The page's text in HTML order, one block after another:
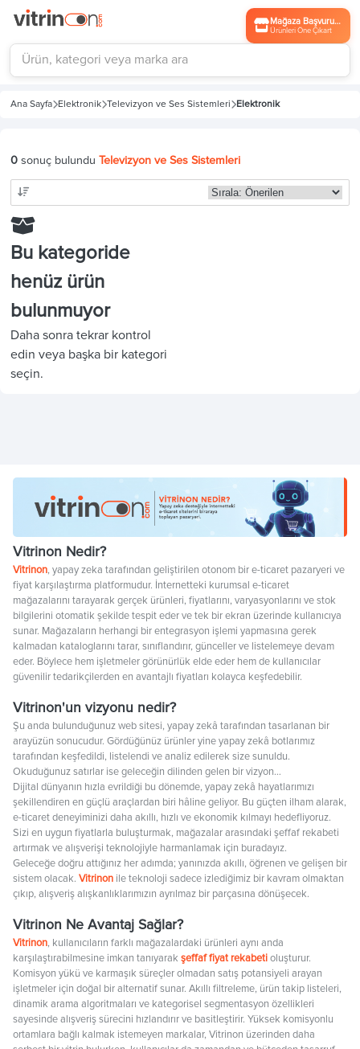
Mağaza Başvurusu
Ürünleri Öne Çıkart
Ana Sayfa Elektronik Televizyon ve Ses Sistemleri Elektronik
0sonuç bulundu Televizyon ve Ses Sistemleri
Bu kategoride
henüz ürün
bulunmuyor
Daha sonra tekrar kontrol
edin veya başka bir kategori
seçin.
Vitrinon Nedir?
Vitrinon, yapay zeka tarafından geliştirilen otonom bir e-ticaret pazaryeri ve
fiyat karşılaştırma platformudur. İnternetteki kurumsal e-ticaret
mağazalarını tarayarak gerçek ürünleri, fiyatlarını, varyasyonlarını ve stok
bilgilerini otomatik şekilde tespit eder ve tek bir ekran üzerinde kullanıcıya
sunar. Mağazaların herhangi bir entegrasyon işlemi yapmasına gerek
kalmadan kataloglarını tarar, sınıflandırır, günceller ve listelemeye devam
eder. Böylece hem işletmeler görünürlük elde eder hem de kullanıcılar
güvenilir tedarikçilerden en avantajlı fiyatları kolayca keşfedebilir.
Vitrinon'un vizyonu nedir?
Şu anda bulunduğunuz web sitesi, yapay zekâ tarafından tasarlanan bir
arayüzün sonucudur. Gördüğünüz ürünler yine yapay zekâ botlarımız
tarafından keşfedildi, listelendi ve analiz edilerek size sunuldu.
Okuduğunuz satırlar ise geleceğin dilinden gelen bir vizyon…
Dijital dünyanın hızla evrildiği bu dönemde, yapay zekâ hayatlarımızı
şekillendiren en güçlü araçlardan biri hâline geliyor. Bu güçten ilham alarak,
e-ticaret deneyiminizi daha akıllı, hızlı ve ekonomik kılmayı hedefliyoruz.
Sizi en uygun fiyatlarla buluşturmak, mağazalar arasındaki şeffaf rekabeti
artırmak ve alışverişi teknolojiyle harmanlamak için buradayız.
Geleceğe doğru attığınız her adımda; yanınızda akıllı, öğrenen ve gelişen bir
sistem olacak. Vitrinon ile teknoloji sadece izlediğimiz bir kavram olmaktan
çıkıp, alışveriş alışkanlıklarımızın ayrılmaz bir parçasına dönüşecek.
Vitrinon Ne Avantaj Sağlar?
Vitrinon, kullanıcıların farklı mağazalardaki ürünleri aynı anda
karşılaştırabilmesine imkan tanıyarak şeffaf fiyat rekabetioluşturur.
Komisyon yükü ve karmaşık süreçler olmadan satış potansiyeli arayan
işletmeler için doğal bir alternatif sunar. Akıllı filtreleme, ürün takip listeleri,
dinamik arama algoritmaları ve kategorisel segmentasyon özellikleri
sayesinde alışveriş sürecini hızlandırır ve basitleştirir. Yüksek komisyonlu
ortamlara bağlı kalmak istemeyen markalar, Vitrinon üzerinden daha